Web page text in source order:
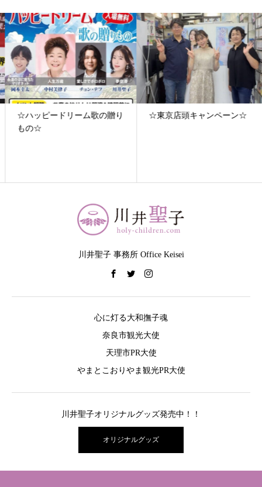
☆ハッピードリーム歌の贈り
もの☆
☆東京店頭キャンペーン☆
川井聖子 事務所 Office Keisei
心に灯る大和撫子魂
奈良市観光大使
天理市PR大使
やまとこおりやま観光PR大使
川井聖子オリジナルグッズ発売中！！
オリジナルグッズ